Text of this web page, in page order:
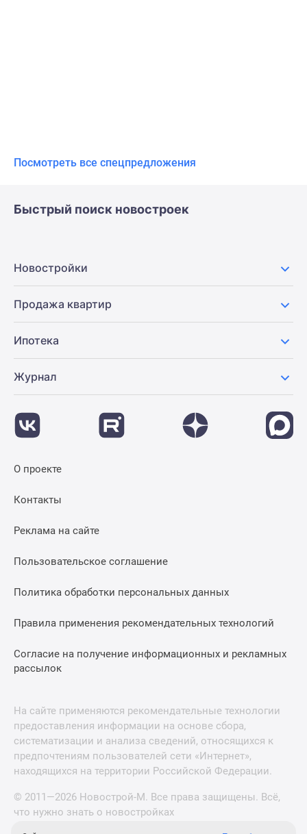
Посмотреть все спецпредложения
Быстрый поиск новостроек
Новостройки
Продажа квартир
Ипотека
Журнал
О проекте
Контакты
Реклама на сайте
Пользовательское соглашение
Политика обработки персональных данных
Правила применения рекомендательных технологий
Согласие на получение информационных и рекламных
рассылок
На сайте применяются рекомендательные технологии
предоставления информации на основе сбора,
систематизации и анализа сведений, относящихся к
предпочтениям пользователей сети «Интернет»,
находящихся на территории Российской Федерации.
© 2011—2026 Новострой-М. Все права защищены. Всё,
что нужно знать о новостройках